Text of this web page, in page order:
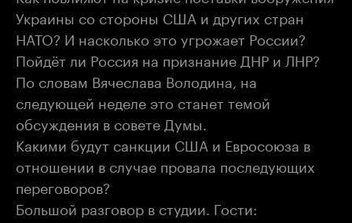
Украины со стороны США и других стран
НАТО? И насколько это угрожает России?
Пойдёт ли Россия на признание ДНР и ЛНР?
По словам Вячеслава Володина, на
следующей неделе это станет темой
обсуждения в совете Думы.
Какими будут санкции США и Евросоюза в
отношении в случае провала последующих
переговоров?
Большой разговор в студии. Гости: